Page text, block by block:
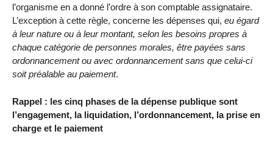
l’organisme en a donné l’ordre à son comptable assignataire.
L’exception à cette règle, concerne les dépenses qui, eu égard
à leur nature ou à leur montant, selon les besoins propres à
chaque catégorie de personnes morales, être payées sans
ordonnancement ou avec ordonnancement sans que celui-ci
soit préalable au paiement.
Rappel : les cinq phases de la dépense publique sont
l’engagement, la liquidation, l’ordonnancement, la prise en
charge et le paiement